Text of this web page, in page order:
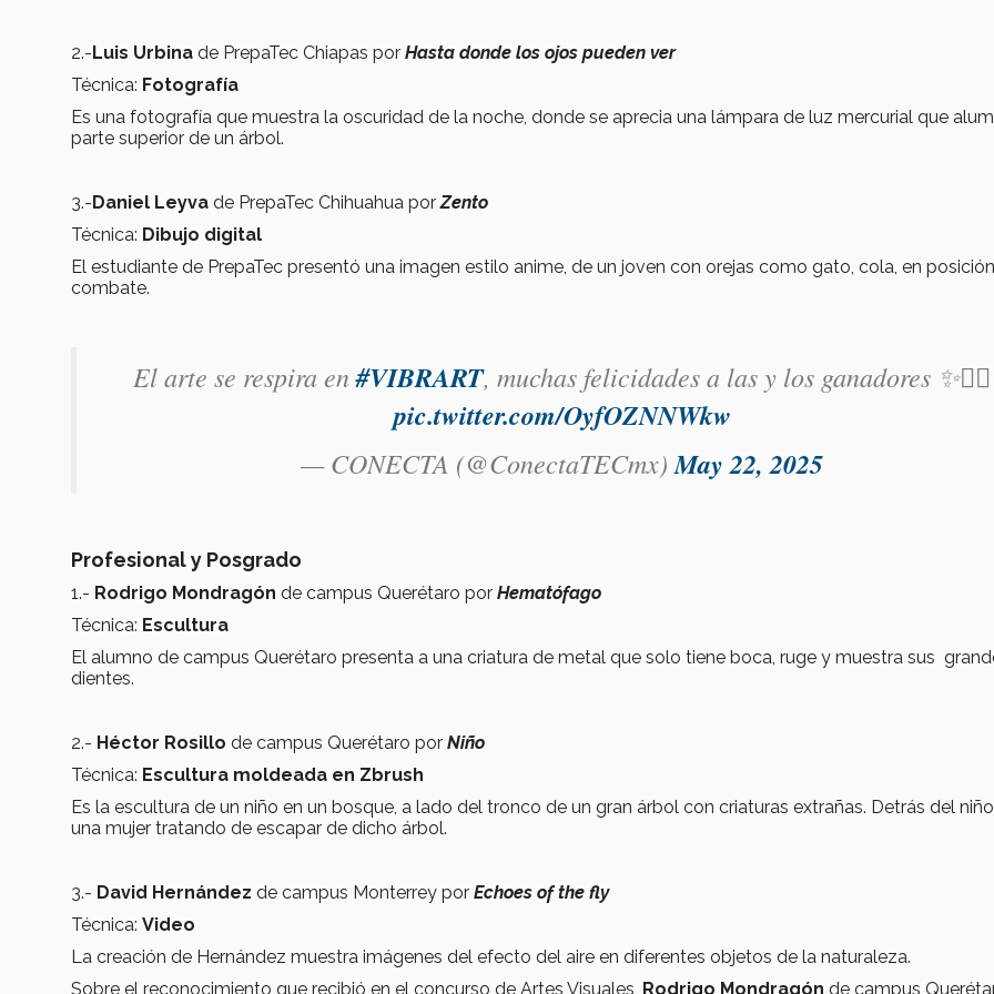
2.-Luis Urbina de PrepaTec Chiapas por Hasta donde los ojos pueden ver
Técnica: Fotografía
Es una fotografía que muestra la oscuridad de la noche, donde se aprecia una lámpara de luz mercurial que
parte superior de un árbol.
3.-Daniel Leyva de PrepaTec Chihuahua porZento
Técnica: Dibujo digital
El estudiante de PrepaTec presentó una imagen estilo anime, de un joven con orejas como gato, cola, en
combate.
El arte se respira en#VIBRART, muchas felicidades a las y los ganadores ✨👌🏼
pic.twitter.com/OyfOZNNWkw
— CONECTA (@ConectaTECmx) May 22, 2025
Profesional y Posgrado
1.- Rodrigo Mondragón de campus Querétaro por Hematófago
Técnica: Escultura
El alumno de campus Querétaro presenta a una criatura de metal que solo tiene boca, ruge y muestra sus
dientes.
2.- Héctor Rosillo de campus Querétaro por Niño
Técnica: Escultura moldeada en Zbrush
Es la escultura de un niño en un bosque, a lado del tronco de un gran árbol con criaturas extrañas. Detrás del
una mujer tratando de escapar de dicho árbol.
3.- David Hernández de campus Monterrey por Echoes of the fly
Técnica: Video
La creación de Hernández muestra imágenes del efecto del aire en diferentes objetos de la naturaleza.
Sobre el reconocimiento que recibió en el concurso de Artes Visuales, Rodrigo Mondragón de campus